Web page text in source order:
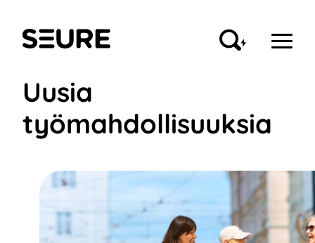
sisältöön
Seure
Uusia
työmahdollisuuksia